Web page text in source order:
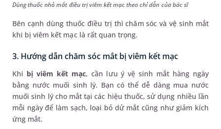
Dùng thuốc nhỏ mắt điều trị viêm kết mạc theo chỉ dẫn của bác sĩ
Bên cạnh dùng thuốc điều trị thì chăm sóc và vệ sinh mắt
khi bị viêm kết mạc là rất quan trọng.
3. Hướng dẫn chăm sóc mắt bị viêm kết mạc
Khi bị viêm kết mạc, cần lưu ý vệ sinh mắt hàng ngày
bằng nước muối sinh lý. Bạn có thể dễ dàng mua nước
muối sinh lý cho mắt tại các hiệu thuốc, sử dụng nhiều lần
mỗi ngày để làm sạch, loại bỏ dử mắt cũng như giảm kích
ứng mắt.